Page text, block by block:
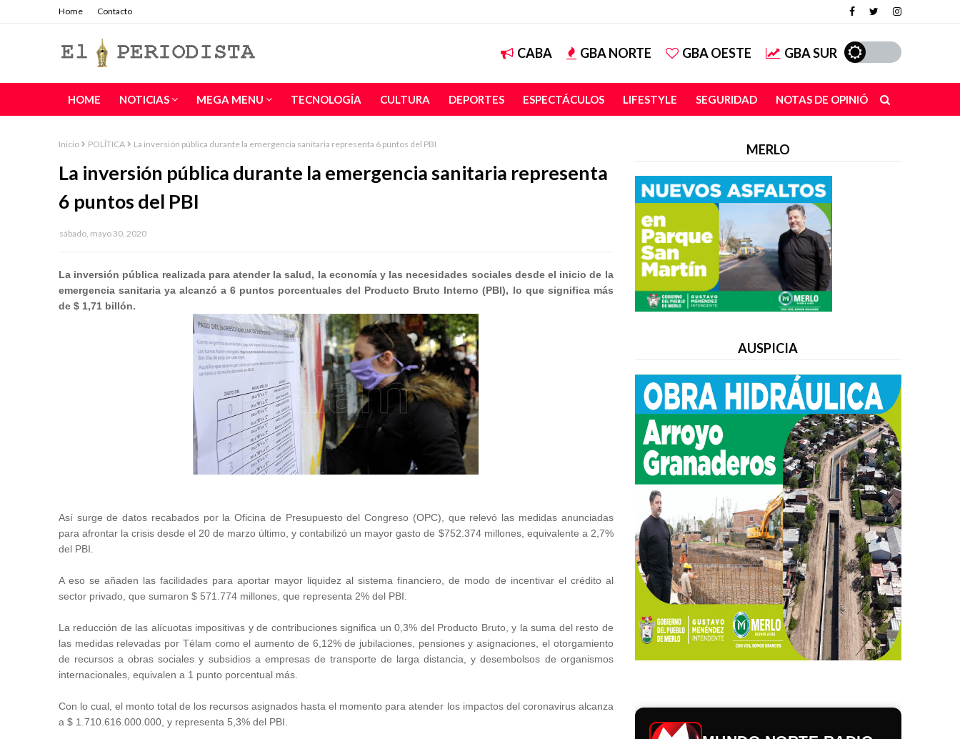
Home Contacto
CABA GBA NORTE GBA OESTE GBA SUR
HOME NOTICIAS MEGA MENU TECNOLOGÍA CULTURA DEPORTES ESPECTÁCULOS LIFESTYLE SEGURIDAD NOTAS DE OPINIÓN
Inicio POLÍTICA La inversión pública durante la emergencia sanitaria representa 6 puntos del PBI
La inversión pública durante la emergencia sanitaria representa
6 puntos del PBI
sábado, mayo 30, 2020
La inversión pública realizada para atender la salud, la economía y las necesidades sociales desde el inicio de la
emergencia sanitaria ya alcanzó a 6 puntos porcentuales del Producto Bruto Interno (PBI), lo que significa más
de $ 1,71 billón.
Así surge de datos recabados por la Oficina de Presupuesto del Congreso (OPC), que relevó las medidas anunciadas
para afrontar la crisis desde el 20 de marzo último, y contabilizó un mayor gasto de $752.374 millones, equivalente a 2,7%
del PBI.
A eso se añaden las facilidades para aportar mayor liquidez al sistema financiero, de modo de incentivar el crédito al
sector privado, que sumaron $ 571.774 millones, que representa 2% del PBI.
La reducción de las alícuotas impositivas y de contribuciones significa un 0,3% del Producto Bruto, y la suma del resto de
las medidas relevadas por Télam como el aumento de 6,12% de jubilaciones, pensiones y asignaciones, el otorgamiento
de recursos a obras sociales y subsidios a empresas de transporte de larga distancia, y desembolsos de organismos
internacionales, equivalen a 1 punto porcentual más.
Con lo cual, el monto total de los recursos asignados hasta el momento para atender los impactos del coronavirus alcanza
a $ 1.710.616.000.000, y representa 5,3% del PBI.
MERLO
AUSPICIA